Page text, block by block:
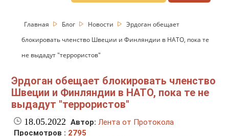
Главная Блог Новости
Эрдоган обещает
блокировать членство Швеции и Финляндии в НАТО, пока те
не выдадут "террористов"
Эрдоган обещает блокировать членство
Швеции и Финляндии в НАТО, пока те не
выдадут "террористов"
18.05.2022 Автор: Лента от Протокола
Просмотров : 2795